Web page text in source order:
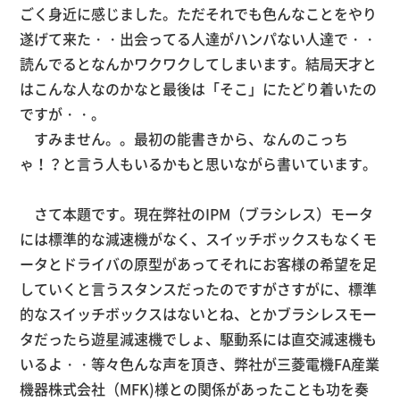
ごく身近に感じました。ただそれでも色んなことをやり
遂げて来た・・出会ってる人達がハンパない人達で・・
読んでるとなんかワクワクしてしまいます。結局天才と
はこんな人なのかなと最後は「そこ」にたどり着いたの
ですが・・。
すみません。。最初の能書きから、なんのこっち
ゃ！？と言う人もいるかもと思いながら書いています。
さて本題です。現在弊社のIPM（ブラシレス）モータ
には標準的な減速機がなく、スイッチボックスもなくモ
ータとドライバの原型があってそれにお客様の希望を足
していくと言うスタンスだったのですがさすがに、標準
的なスイッチボックスはないとね、とかブラシレスモー
タだったら遊星減速機でしょ、駆動系には直交減速機も
いるよ・・等々色んな声を頂き、弊社が三菱電機FA産業
機器株式会社（MFK)様との関係があったことも功を奏